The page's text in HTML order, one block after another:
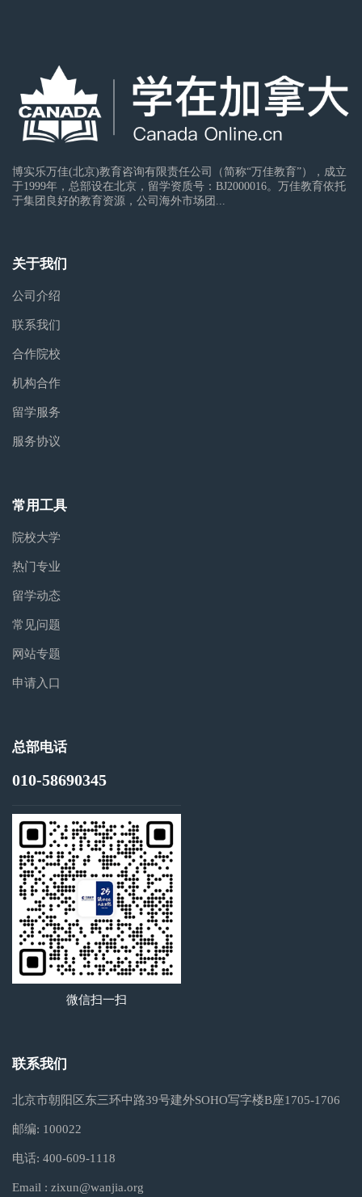
博实乐万佳(北京)教育咨询有限责任公司（简称“万佳教育”），成立
于1999年，总部设在北京，留学资质号：BJ2000016。万佳教育依托
于集团良好的教育资源，公司海外市场团...
关于我们
公司介绍
联系我们
合作院校
机构合作
留学服务
服务协议
常用工具
院校大学
热门专业
留学动态
常见问题
网站专题
申请入口
总部电话
010-58690345
微信扫一扫
联系我们
北京市朝阳区东三环中路39号建外SOHO写字楼B座1705-1706
邮编: 100022
电话: 400-609-1118
Email : zixun@wanjia.org